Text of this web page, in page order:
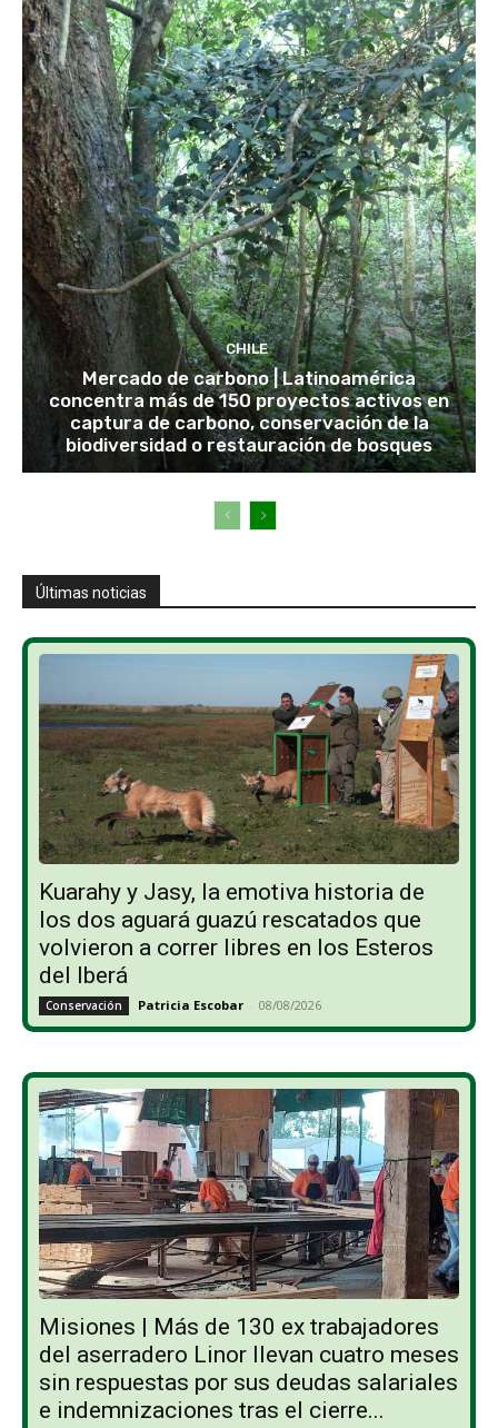
CHILE
Mercado de carbono | Latinoamérica
concentra más de 150 proyectos activos en
captura de carbono, conservación de la
biodiversidad o restauración de bosques
Últimas noticias
Kuarahy y Jasy, la emotiva historia de
los dos aguará guazú rescatados que
volvieron a correr libres en los Esteros
del Iberá
Conservación Patricia Escobar - 08/08/2026
Misiones | Más de 130 ex trabajadores
del aserradero Linor llevan cuatro meses
sin respuestas por sus deudas salariales
e indemnizaciones tras el cierre...